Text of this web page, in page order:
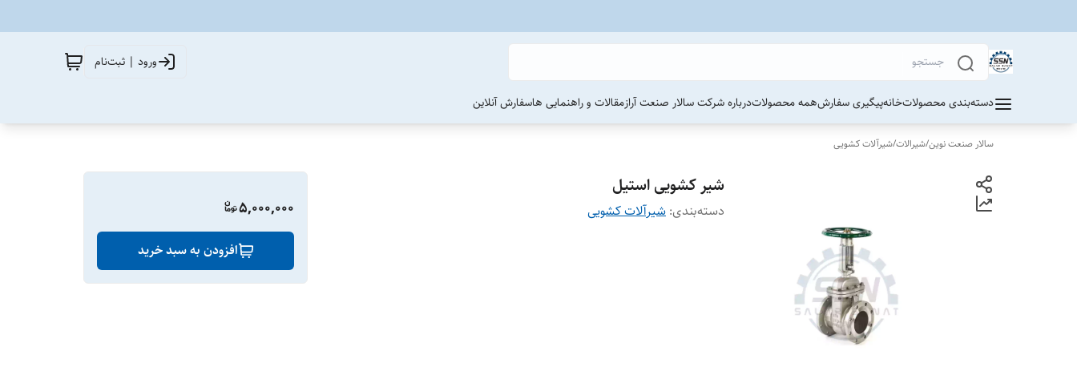
ورود | ثبت‌نام
دسته‌بندی محصولاتخانهپیگیری سفارشهمه محصولاتدرباره شرکت سالار صنعت آرازمقالات و راهنمایی هاسفارش آنلاین
سالار صنعت نوین/شیرالات/شیرآلات کشویی
شیر کشویی استیل
دسته‌بندی: شیرآلات کشویی 5,000,000
افزودن به سبد خرید